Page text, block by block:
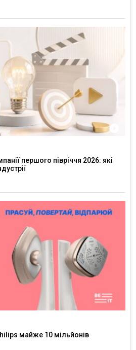
першого півріччя 2026: які
майже 10 мільйонів